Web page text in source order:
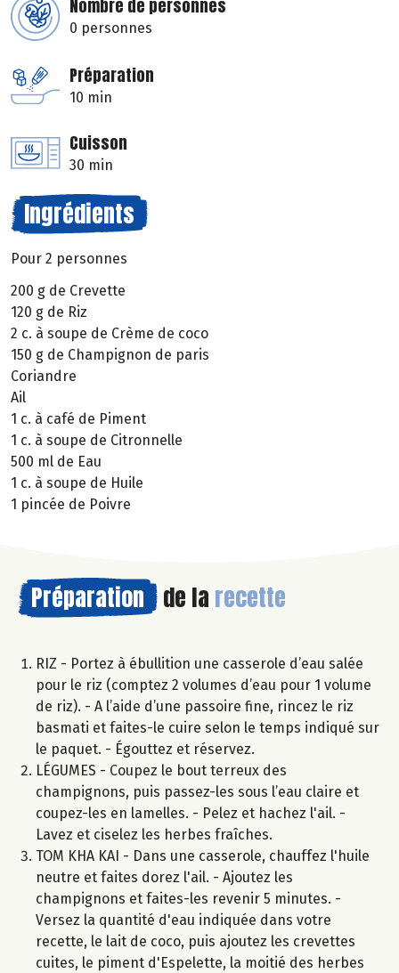
Nombre de personnes
0 personnes
Préparation
10 min
Cuisson
30 min
Ingrédients
Pour 2 personnes
200 g de Crevette
120 g de Riz
2 c. à soupe de Crème de coco
150 g de Champignon de paris
Coriandre
Ail
1 c. à café de Piment
1 c. à soupe de Citronnelle
500 ml de Eau
1 c. à soupe de Huile
1 pincée de Poivre
Préparation de la recette
RIZ - Portez à ébullition une casserole d’eau salée
pour le riz (comptez 2 volumes d’eau pour 1 volume
de riz). - A l’aide d’une passoire fine, rincez le riz
basmati et faites-le cuire selon le temps indiqué sur
le paquet. - Égouttez et réservez.
LÉGUMES - Coupez le bout terreux des
champignons, puis passez-les sous l’eau claire et
coupez-les en lamelles. - Pelez et hachez l'ail. -
Lavez et ciselez les herbes fraîches.
TOM KHA KAI - Dans une casserole, chauffez l'huile
neutre et faites dorez l'ail. - Ajoutez les
champignons et faites-les revenir 5 minutes. -
Versez la quantité d'eau indiquée dans votre
recette, le lait de coco, puis ajoutez les crevettes
cuites, le piment d'Espelette, la moitié des herbes